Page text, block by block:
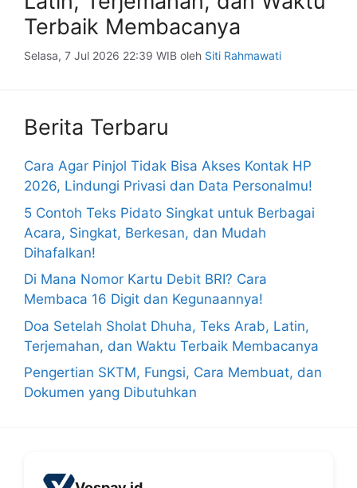
Terbaik Membacanya
Selasa, 7 Jul 2026 22:39 WIB oleh Siti Rahmawati
Berita Terbaru
Cara Agar Pinjol Tidak Bisa Akses Kontak HP
2026, Lindungi Privasi dan Data Personalmu!
5 Contoh Teks Pidato Singkat untuk Berbagai
Acara, Singkat, Berkesan, dan Mudah
Dihafalkan!
Di Mana Nomor Kartu Debit BRI? Cara
Membaca 16 Digit dan Kegunaannya!
Doa Setelah Sholat Dhuha, Teks Arab, Latin,
Terjemahan, dan Waktu Terbaik Membacanya
Pengertian SKTM, Fungsi, Cara Membuat, dan
Dokumen yang Dibutuhkan